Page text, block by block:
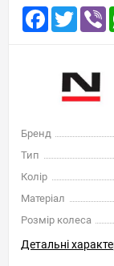
Facebook
Twitter
Бренд
Тип
Колір
Матеріал
Розмір колеса
Детальні